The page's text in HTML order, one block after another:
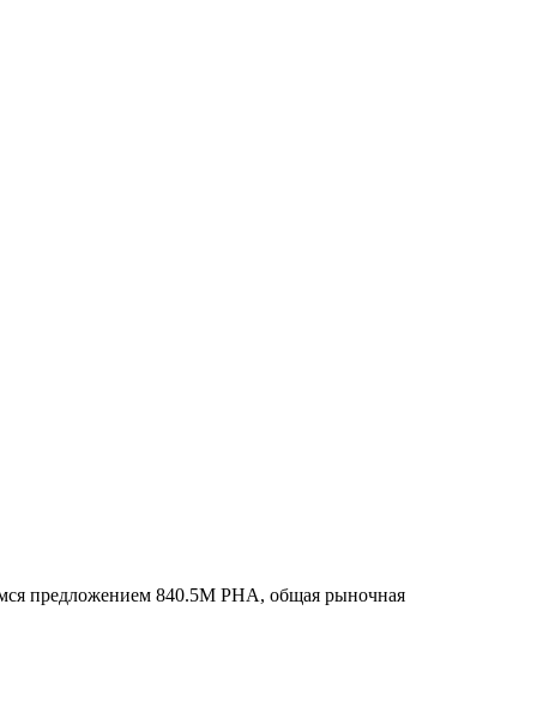
предложением 840.5M PHA, общая рыночная